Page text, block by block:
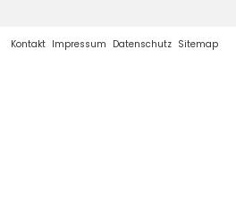
Kontakt Impressum Datenschutz Sitemap